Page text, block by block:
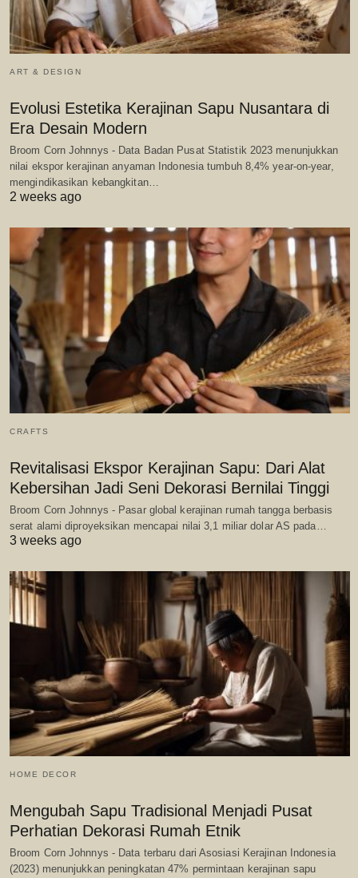
ART & DESIGN
Evolusi Estetika Kerajinan Sapu Nusantara di
Era Desain Modern
Broom Corn Johnnys - Data Badan Pusat Statistik 2023 menunjukkan
nilai ekspor kerajinan anyaman Indonesia tumbuh 8,4% year-on-year,
mengindikasikan kebangkitan…
2 weeks ago
CRAFTS
Revitalisasi Ekspor Kerajinan Sapu: Dari Alat
Kebersihan Jadi Seni Dekorasi Bernilai Tinggi
Broom Corn Johnnys - Pasar global kerajinan rumah tangga berbasis
serat alami diproyeksikan mencapai nilai 3,1 miliar dolar AS pada…
3 weeks ago
HOME DECOR
Mengubah Sapu Tradisional Menjadi Pusat
Perhatian Dekorasi Rumah Etnik
Broom Corn Johnnys - Data terbaru dari Asosiasi Kerajinan Indonesia
(2023) menunjukkan peningkatan 47% permintaan kerajinan sapu